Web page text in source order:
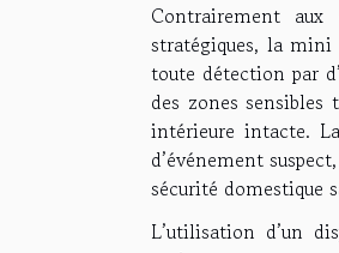
Contrairement
stratégiques, la
toute détection par
des zones sensibles
intérieure intacte.
d’événement
sécurité domestique
L’utilisation d’un